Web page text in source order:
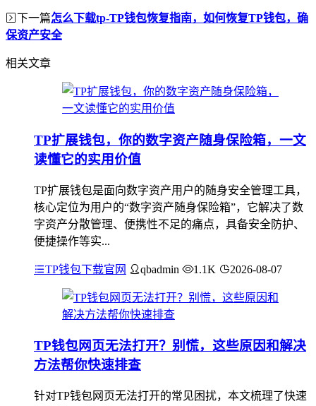
下一篇怎么下载tp-TP钱包恢复指南，如何恢复TP钱包，确
保资产安全
相关文章
TP扩展钱包，你的数字资产随身保险箱，一文
读懂它的实用价值
TP扩展钱包是面向数字资产用户的随身安全管理工具，
核心定位为用户的“数字资产随身保险箱”，它解决了数
字资产分散管理、便携性不足的痛点，具备安全防护、
便捷操作等实...
TP钱包下载官网 qbadmin 1.1K 2026-08-07
TP钱包网页无法打开？别慌，这些原因和解决
方法帮你快速排查
针对TP钱包网页无法打开的常见困扰，本文梳理了快速